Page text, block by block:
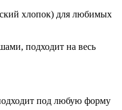
хлопок) для любимых
подходит на весь
под любую форму